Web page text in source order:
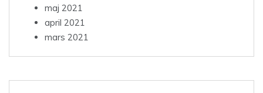
maj 2021
april 2021
mars 2021